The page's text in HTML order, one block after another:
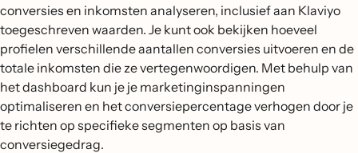
conversies en inkomsten analyseren, inclusief aan Klaviyo
toegeschreven waarden. Je kunt ook bekijken hoeveel
profielen verschillende aantallen conversies uitvoeren en de
totale inkomsten die ze vertegenwoordigen. Met behulp van
het dashboard kun je je marketinginspanningen
optimaliseren en het conversiepercentage verhogen door je
te richten op specifieke segmenten op basis van
conversiegedrag.